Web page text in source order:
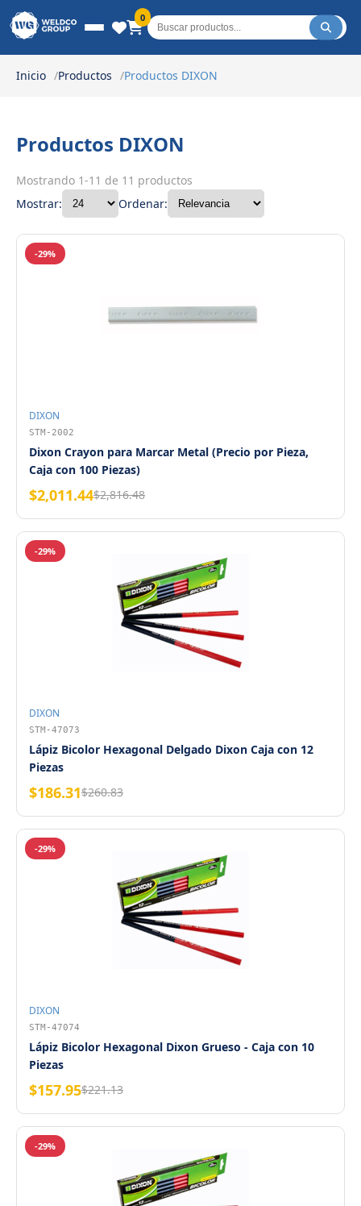
Weldco Group.
0
Inicio Productos Productos DIXON
Productos DIXON
Mostrando 1-11 de 11 productos
Mostrar:
Ordenar:
-29%
DIXON
STM-2002
Dixon Crayon para Marcar Metal (Precio por Pieza,
Caja con 100 Piezas)
$2,011.44$2,816.48
-29%
DIXON
STM-47073
Lápiz Bicolor Hexagonal Delgado Dixon Caja con 12
Piezas
$186.31$260.83
-29%
DIXON
STM-47074
Lápiz Bicolor Hexagonal Dixon Grueso - Caja con 10
Piezas
$157.95$221.13
-29%